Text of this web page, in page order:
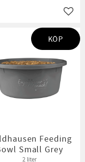
Feeding
Small Grey
2 liter
KÖP